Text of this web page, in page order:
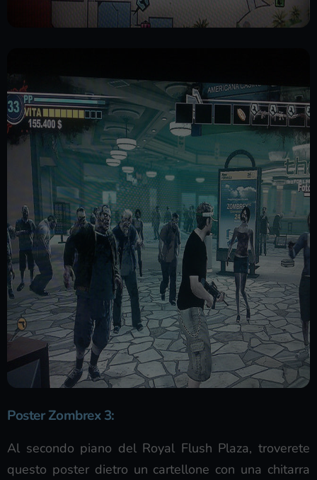
Poster Zombrex 3:
Al secondo piano del Royal Flush Plaza, troverete
questo poster dietro un cartellone con una chitarra